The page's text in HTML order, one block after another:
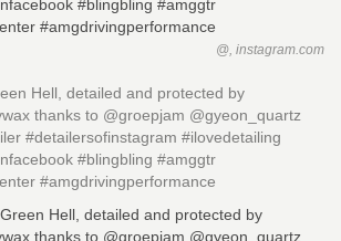
@, instagram.com
Hell, detailed and protected by
thanks to @groepjam @gyeon_quartz
#detailersofinstagram #ilovedetailing
#blingbling #amggtr
#amgdrivingperformance